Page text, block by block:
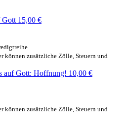
Gott 15,00 €
können zusätzliche Zölle, Steuern und
auf Gott: Hoffnung! 10,00 €
können zusätzliche Zölle, Steuern und